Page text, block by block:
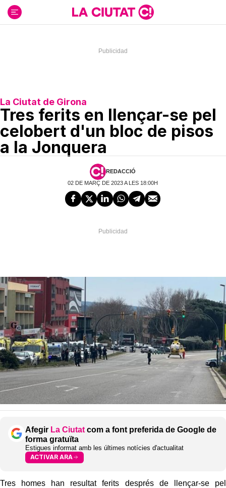
contenido
La Ciutat de Girona
Tres ferits en llençar-se pel
celobert d'un bloc de pisos
a la Jonquera
REDACCIÓ
02 DE MARÇ DE 2023 A LES 18:00H
Afegir La Ciutat com a font preferida de Google de
forma gratuïta
Estigues informat amb les últimes notícies d'actualitat
ACTIVAR ARA
Tres homes han resultat ferits després de llençar-se pel